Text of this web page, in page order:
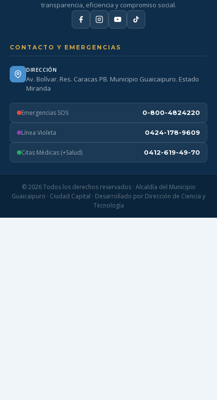
transparencia, eficiencia y compromiso social.
CONTACTO Y EMERGENCIAS
DIRECCIÓN
Av. Bolívar. Res. Caracas PB. Municipio Guaicaipuro. Estado
Miranda
Emergencias SOS 0-800-4824220
Línea Violeta 0424-178-9609
Citas Médicas (+Salud) 0412-619-49-70
© 2026 Todos los derechos reservados · Alcaldía del Municipio
Guaicaipuro · Ciudad Capital · Desarrollado por Dirección de Ciencia y
Tecnología